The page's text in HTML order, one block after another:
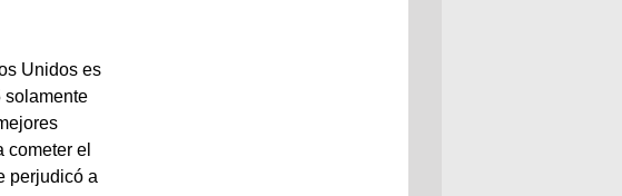
Unidos es
solamente
cometer el
perjudicó a